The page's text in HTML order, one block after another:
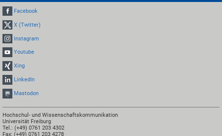
Facebook
X (Twitter)
Instagram
Youtube
Xing
LinkedIn
Mastodon
Hochschul- und Wissenschaftskommunikation
Universität Freiburg
Tel.: (+49) 0761 203 4302
Fax: (+49) 0761 203 4278